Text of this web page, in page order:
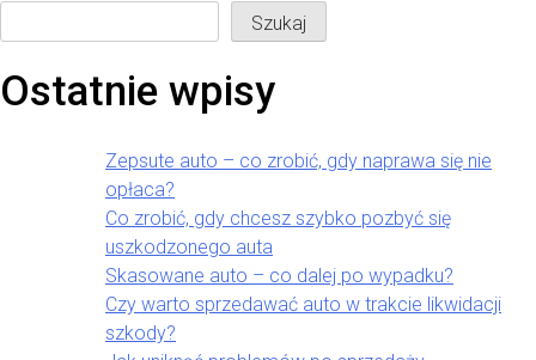
Szukaj
Ostatnie wpisy
Zepsute auto – co zrobić, gdy naprawa się nie
opłaca?
Co zrobić, gdy chcesz szybko pozbyć się
uszkodzonego auta
Skasowane auto – co dalej po wypadku?
Czy warto sprzedawać auto w trakcie likwidacji
szkody?